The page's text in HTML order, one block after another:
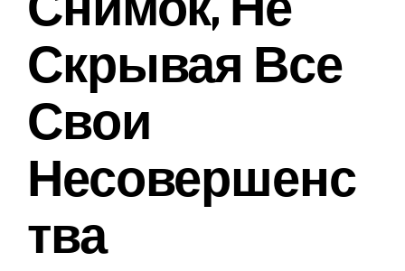
Скрывая Все
Свои
Несовершенс
Тва